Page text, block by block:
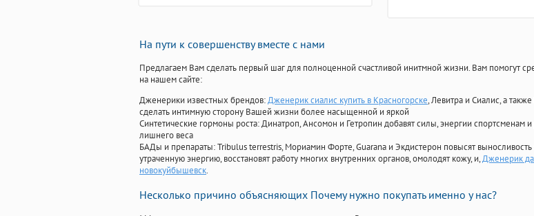
На пути к совершенству вместе с нами
Предлагаем Вам сделать первый шаг для полноценной счастливой инитмной жизни. Вам помогут
на нашем сайте:
Дженерики известных брендов:Дженерик сиалис купить в Красногорске, Левитра и Сиалис, а
сделать интимную сторону Вашей жизни более насыщенной и яркой
Синтетические гормоны роста: Динатроп, Ансомон и Гетропин добавят силы, энергии спортсменам
лишнего веса
БАДы и препараты:Tribulus terrestris, Мориамин Форте, Guarana и Экдистерон повысят выносливость
утраченную энергию, восстановят работу многих внутренних органов, омолодят кожу, и,Дженерик
новокуйбышевск.
Несколько причино объясняющих Почему нужно покупать именно у нас?